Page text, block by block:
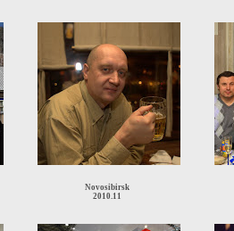
Novosibirsk
2010.11